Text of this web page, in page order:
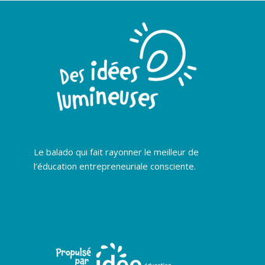
Le balado qui fait rayonner le meilleur de
l’éducation entrepreneuriale consciente.